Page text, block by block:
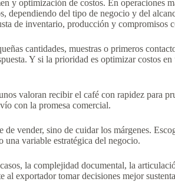
y optimización de costos. En operaciones
del tipo de negocio y del
de inventario, producción y compromisos
cantidades, muestras o primeros
Y si la prioridad es optimizar costos
valoran recibir el café con rapidez para
con la promesa comercial.
vender, sino de cuidar los márgenes.
variable estratégica del negocio.
la complejidad documental, la
al exportador tomar decisiones mejor